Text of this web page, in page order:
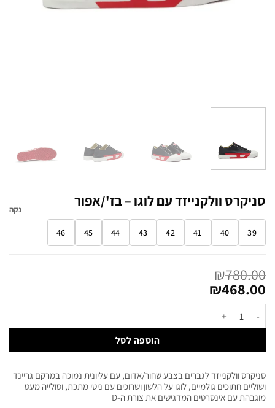
סניקרס וולקנייזד עם לוגו – בז'/אפור
39
40
41
42
43
44
45
46
נקה
₪780.00
₪468.00
הוספה לסל
סניקרס וולקנייזד לגברים בצבע שחור/אדום, עם עליונית נמוכה במרקם גריינד
ושוליים חתוכים גולמיים, לוגו על הלשון ושרוכים עם ניטי מתכת, וסולייה מעט
מוגבהת עם אינסרטים המדגישים את צורת ה-D